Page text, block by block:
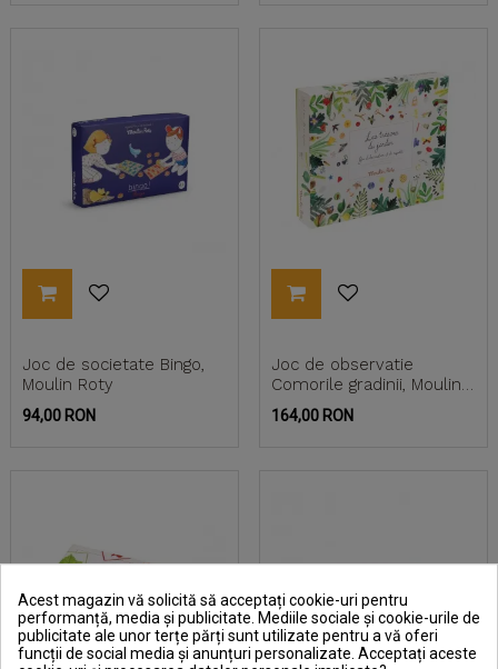
Joc de societate Bingo,
Moulin Roty
Pret
94,00 RON
Joc de observatie
Comorile gradinii, Moulin
Roty
Pret
164,00 RON
Acest magazin vă solicită să acceptați cookie-uri pentru
performanță, media și publicitate. Mediile sociale și cookie-urile de
publicitate ale unor terțe părți sunt utilizate pentru a vă oferi
funcții de social media și anunțuri personalizate. Acceptați aceste